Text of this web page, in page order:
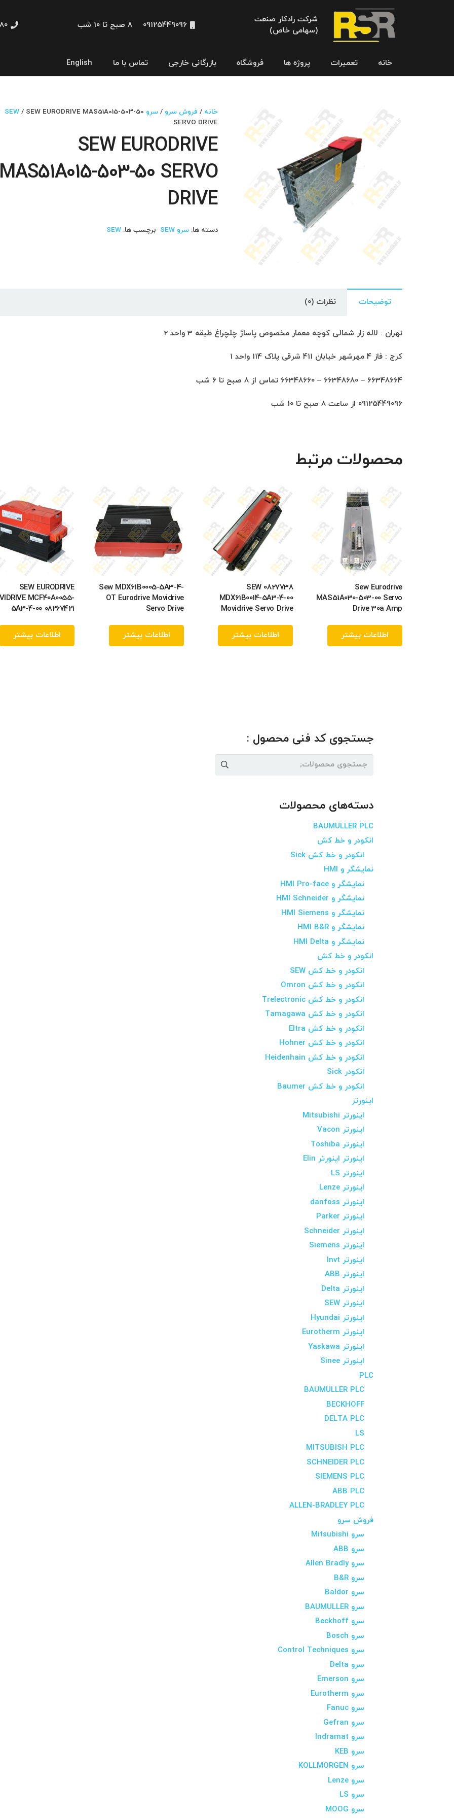
شرکت رادکار صنعت
(سهامی خاص)
09125449096 8 صبح تا 10 شب
خانه تعمیرات پروژه ها فروشگاه بازرگانی خارجی تماس با ما English
خانه / فروش سرو / سرو SEW / SEW EURODRIVE MAS51A015-503-50
SERVO DRIVE
SEW EURODRIVE
503-50 SERVO
DRIVE
دسته ها: سرو SEW برچسب ها:SEW
توضیحات نظرات (0)
تهران : لاله زار شمالی کوچه معمار مخصوص پاساژ چلچراغ طبقه 3 واحد 2
کرج : فاز 4 مهرشهر خیابان 411 شرقی پلاک 114 واحد 1
66348664 – 66348680 – 66348660 تماس از 8 صبح تا 6 شب
09125449096 از ساعت 8 صبح تا 10 شب
محصولات مرتبط
Sew Eurodrive
MAS51A030-503-00 Servo
Drive 30a Amp
اطلاعات بیشتر
SEW 0827738
MDX61B0014-5A3-4-00
Movidrive Servo Drive
اطلاعات بیشتر
Sew MDX61B0005-5A3-4-
OT Eurodrive Movidrive
Servo Drive
اطلاعات بیشتر
SEW EURODRIVE
MCF40A0055-
5A3-4-00 08267421
اطلاعات بیشتر
جستجوی کد فنی محصول :
جستجو
برای:
دسته‌های محصولات
BAUMULLER PLC
انکودر و خط کش
انکودر و خط کش Sick
نمایشگر و HMI
نمایشگر و HMI Pro-face
نمایشگر و HMI Schneider
نمایشگر و HMI Siemens
نمایشگر و HMI B&R
نمایشگر و HMI Delta
انکودر و خط کش
انکودر و خط کش SEW
انکودر و خط کش Omron
انکودر و خط کش Trelectronic
انکودر و خط کش Tamagawa
انکودر و خط کش Eltra
انکودر و خط کش Hohner
انکودر و خط کش Heidenhain
انکودر Sick
انکودر و خط کش Baumer
اینورتر
اینورتر Mitsubishi
اینورتر Vacon
اینورتر Toshiba
اینورتر اینورتر Elin
اینورتر LS
اینورتر Lenze
اینورتر danfoss
اینورتر Parker
اینورتر Schneider
اینورتر Siemens
اینورتر Invt
اینورتر ABB
اینورتر Delta
اینورتر SEW
اینورتر Hyundai
اینورتر Eurotherm
اینورتر Yaskawa
اینورتر Sinee
PLC
BAUMULLER PLC
BECKHOFF
DELTA PLC
LS
MITSUBISH PLC
SCHNEIDER PLC
SIEMENS PLC
ABB PLC
ALLEN-BRADLEY PLC
فروش سرو
سرو Mitsubishi
سرو ABB
سرو Allen Bradly
سرو B&R
سرو Baldor
سرو BAUMULLER
سرو Beckhoff
سرو Bosch
سرو Control Techniques
سرو Delta
سرو Emerson
سرو Eurotherm
سرو Fanuc
سرو Gefran
سرو Indramat
سرو KEB
سرو KOLLMORGEN
سرو Lenze
سرو LS
سرو MOOG